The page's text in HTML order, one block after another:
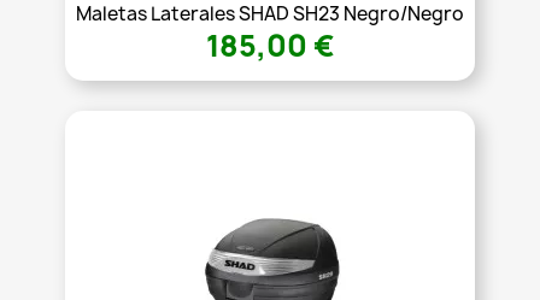
Maletas Laterales SHAD SH23 Negro/Negro
185,00 €